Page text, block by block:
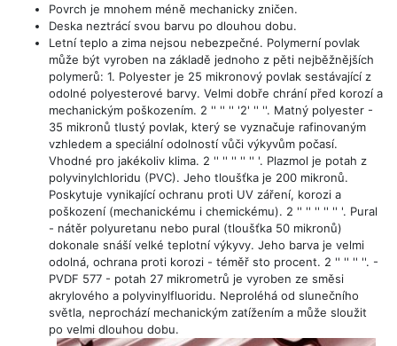
Povrch je mnohem méně mechanicky zničen.
Deska neztrácí svou barvu po dlouhou dobu.
Letní teplo a zima nejsou nebezpečné. Polymerní povlak
může být vyroben na základě jednoho z pěti nejběžnějších
polymerů: 1. Polyester je 25 mikronový povlak sestávající z
odolné polyesterové barvy. Velmi dobře chrání před korozí a
mechanickým poškozením. 2 '' '' '' '2' '' ''. Matný polyester -
35 mikronů tlustý povlak, který se vyznačuje rafinovaným
vzhledem a speciální odolností vůči výkyvům počasí.
Vhodné pro jakékoliv klima. 2 '' '' '' '' '' '. Plazmol je potah z
polyvinylchloridu (PVC). Jeho tloušťka je 200 mikronů.
Poskytuje vynikající ochranu proti UV záření, korozi a
poškození (mechanickému i chemickému). 2 '' '' '' '' '' '. Pural
- nátěr polyuretanu nebo pural (tloušťka 50 mikronů)
dokonale snáší velké teplotní výkyvy. Jeho barva je velmi
odolná, ochrana proti korozi - téměř sto procent. 2 '' '' '' ''. -
PVDF 577 - potah 27 mikrometrů je vyroben ze směsi
akrylového a polyvinylfluoridu. Neproléhá od slunečního
světla, neprochází mechanickým zatížením a může sloužit
po velmi dlouhou dobu.